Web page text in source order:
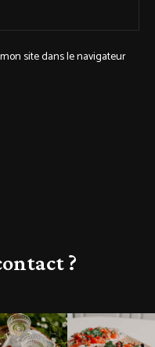
site dans le navigateur
?